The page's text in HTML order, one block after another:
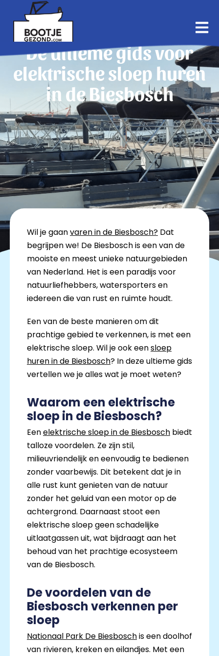
De ultieme gids voor
elektrische sloep huren
in de Biesbosch
Wil je gaanvaren in de Biesbosch? Dat
begrijpen we! De Biesbosch is een van de
mooiste en meest unieke natuurgebieden
van Nederland. Het is een paradijs voor
natuurliefhebbers, watersporters en
iedereen die van rust en ruimte houdt.
Een van de beste manieren om dit
prachtige gebied te verkennen, is met een
elektrische sloep. Wil je ook eensloep
huren in de Biesbosch? In deze ultieme gids
vertellen we je alles wat je moet weten?
Waarom een elektrische
sloep in de Biesbosch?
Eenelektrische sloep in de Biesbosch biedt
talloze voordelen. Ze zijn stil,
milieuvriendelijk en eenvoudig te bedienen
zonder vaarbewijs. Dit betekent dat je in
alle rust kunt genieten van de natuur
zonder het geluid van een motor op de
achtergrond. Daarnaast stoot een
elektrische sloep geen schadelijke
uitlaatgassen uit, wat bijdraagt aan het
behoud van het prachtige ecosysteem
van de Biesbosch.
De voordelen van de
Biesbosch verkennen per
sloep
Nationaal Park De Biesboschis een doolhof
van rivieren, kreken en eilandjes. Met een